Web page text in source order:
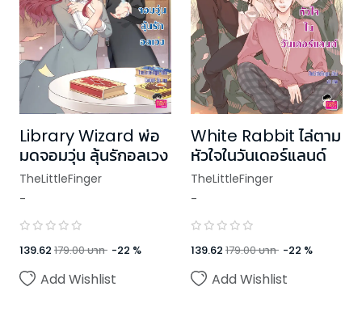
Library Wizard พ่อ
มดจอมวุ่น ลุ้นรักอลเวง
TheLittleFinger
-
139.62 179.00บาท -22 %
Add Wishlist
White Rabbit ไล่ตาม
หัวใจในวันเดอร์แลนด์
TheLittleFinger
-
139.62 179.00บาท -22 %
Add Wishlist